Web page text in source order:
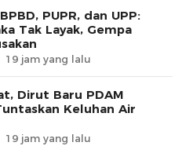
PUPR, dan UPP:
Tak Layak, Gempa
19 jam yang lalu
Dirut Baru PDAM
Keluhan Air
19 jam yang lalu